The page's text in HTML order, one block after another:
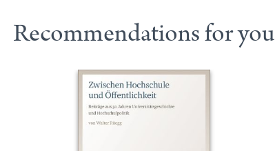
Recommendations for you